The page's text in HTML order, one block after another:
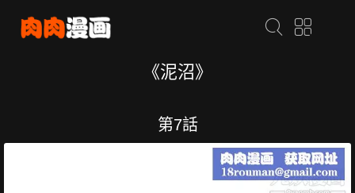
《泥沼》
第7話